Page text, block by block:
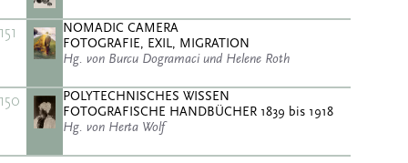
151
NOMADIC CAMERA
FOTOGRAFIE, EXIL, MIGRATION
Hg. von Burcu Dogramaci und Helene Roth
150
POLYTECHNISCHES WISSEN
FOTOGRAFISCHE HANDBÜCHER 1839 bis 1918
Hg. von Herta Wolf